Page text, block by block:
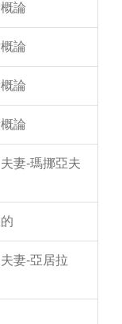
論
論
論
論
妻-瑪挪亞夫
妻-亞居拉